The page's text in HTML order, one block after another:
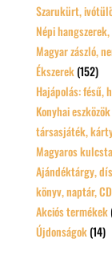
Szarukürt,
Népi
Magyar zászló,
Ékszerek (152)
Hajápolás: fésű,
Konyhai eszközök
társasjáték,
Magyaros
Ajándéktárgy,
könyv, naptár, CD
Akciós termékek
Újdonságok (14)